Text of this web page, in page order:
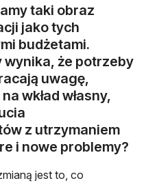
taki obraz
jako tych
budżetami.
wynika, że potrzeby
uwagę,
wkład własny,
z utrzymaniem
i nowe problemy?
jest to, co